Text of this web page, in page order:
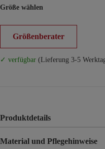
Größe wählen
Größenberater
✓ verfügbar (Lieferung 3-5
Produktdetails
Material und Pflegehinweise